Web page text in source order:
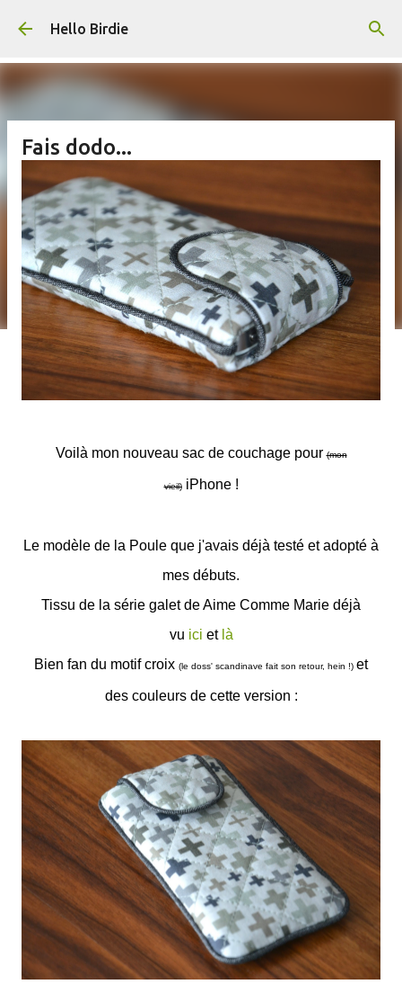
Accéder au contenu principal
Hello Birdie
Fais dodo...
Voilà mon nouveau sac de couchage pour(mon
vieil)iPhone !
Le modèle de la Poule que j'avais déjà testé et adopté à
mes débuts.
Tissu de la série galet de Aime Comme Marie déjà
vu ici et là
Bien fan du motif croix (le doss' scandinave fait son retour, hein !) et
des couleurs de cette version :